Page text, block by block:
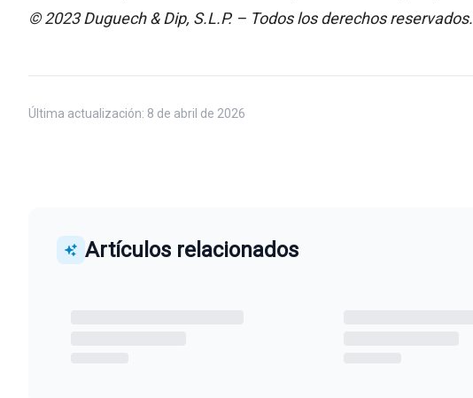
© 2023 Duguech & Dip, S.L.P. – Todos los derechos reservados.
Última actualización: 8 de abril de 2026
Artículos relacionados